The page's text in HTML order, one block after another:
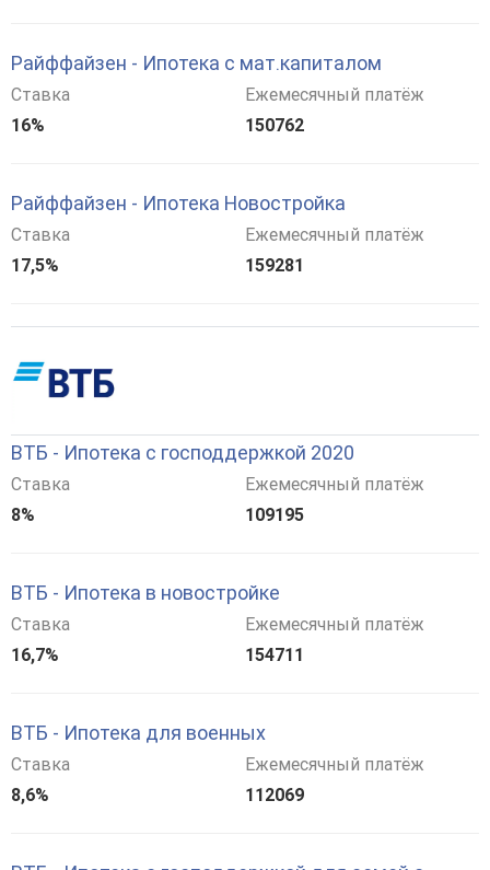
Райффайзен - Ипотека с мат.капиталом
Ставка
16%
Ежемесячный платёж
150762
Райффайзен - Ипотека Новостройка
Ставка
17,5%
Ежемесячный платёж
159281
ВТБ - Ипотека с господдержкой 2020
Ставка
8%
Ежемесячный платёж
109195
ВТБ - Ипотека в новостройке
Ставка
16,7%
Ежемесячный платёж
154711
ВТБ - Ипотека для военных
Ставка
8,6%
Ежемесячный платёж
112069